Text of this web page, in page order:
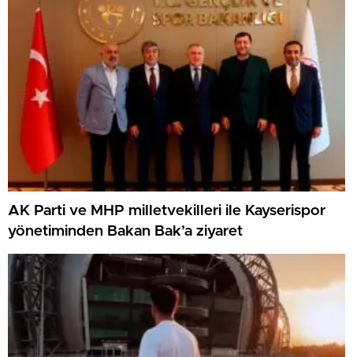
AK Parti ve MHP milletvekilleri ile Kayserispor
yönetiminden Bakan Bak’a ziyaret